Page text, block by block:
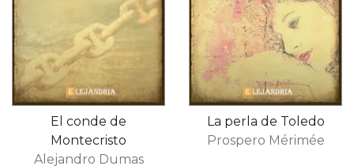
El conde de
Montecristo
Alejandro Dumas
La perla de Toledo
Prospero Mérimée